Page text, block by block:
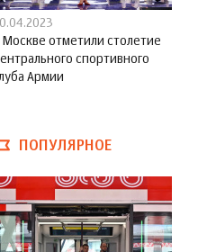
Москве отметили столетие
спортивного
Армии
ПОПУЛЯРНОЕ